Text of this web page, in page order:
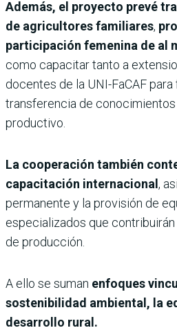
Además, el proyecto prevé
de agricultores familiares,
participación femenina de al
como capacitar tanto a
docentes de la UNI-FaCAF
transferencia de
productivo.
La cooperación también
capacitación internacional ,
permanente y la provisión de
especializados que
de producción.
A ello se suman enfoques
sostenibilidad ambiental, la
desarrollo rural.